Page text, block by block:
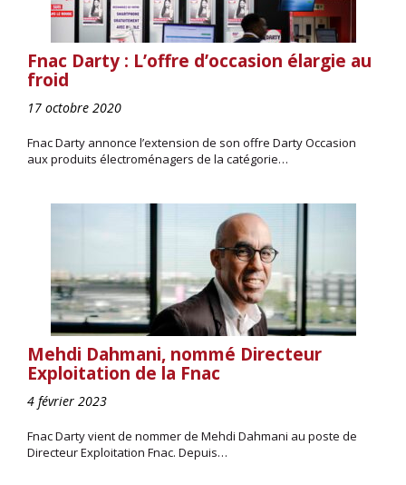
Fnac Darty : L’offre d’occasion élargie au
froid
17 octobre 2020
Fnac Darty annonce l’extension de son offre Darty Occasion
aux produits électroménagers de la catégorie…
Mehdi Dahmani, nommé Directeur
Exploitation de la Fnac
4 février 2023
Fnac Darty vient de nommer de Mehdi Dahmani au poste de
Directeur Exploitation Fnac. Depuis…